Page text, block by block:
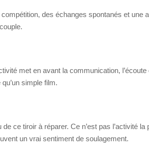
des échanges spontanés et une
met en avant la communication, l’écoute
simple film.
ce tiroir à réparer. Ce n’est pas l’activité la
un vrai sentiment de soulagement.